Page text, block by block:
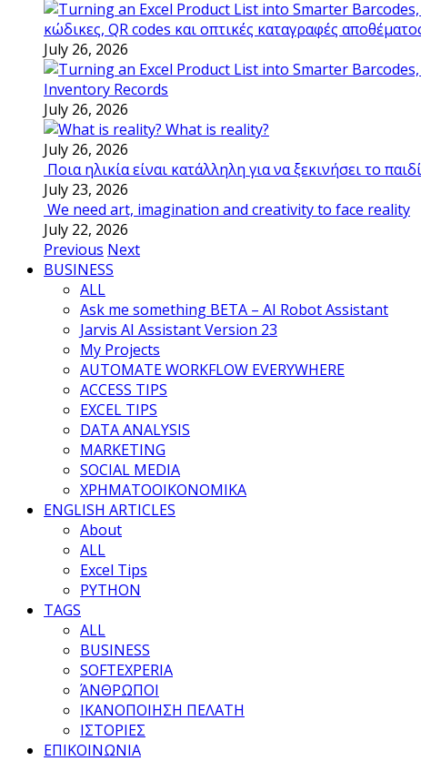
κώδικες, QR codes και οπτικές καταγραφές
July 26, 2026
Inventory Records
July 26, 2026
What is reality?
July 26, 2026
Ποια ηλικία είναι κατάλληλη για να ξεκινήσει το
July 23, 2026
We need art, imagination and creativity to face reality
July 22, 2026
Previous Next
BUSINESS
ALL
Ask me something BETA – AI Robot Assistant
Jarvis AI Assistant Version 23
My Projects
AUTOMATE WORKFLOW EVERYWHERE
ACCESS TIPS
EXCEL TIPS
DATA ANALYSIS
MARKETING
SOCIAL MEDIA
ΧΡΗΜΑΤΟΟΙΚΟΝΟΜΙΚΑ
ENGLISH ARTICLES
About
ALL
Excel Tips
PYTHON
TAGS
ALL
BUSINESS
SOFTEXPERIA
ΆΝΘΡΩΠΟΙ
ΙΚΑΝΟΠΟΙΗΣΗ ΠΕΛΑΤΗ
ΙΣΤΟΡΙΕΣ
ΕΠΙΚΟΙΝΩΝΙΑ